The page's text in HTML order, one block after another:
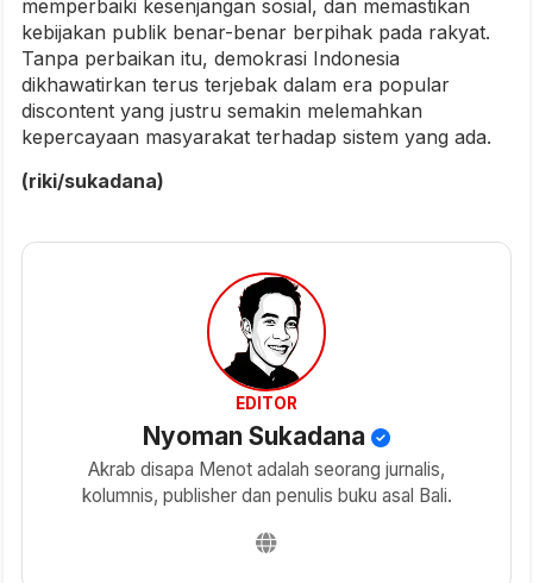
memperbaiki kesenjangan sosial, dan memastikan
kebijakan publik benar-benar berpihak pada rakyat.
Tanpa perbaikan itu, demokrasi Indonesia
dikhawatirkan terus terjebak dalam era popular
discontent yang justru semakin melemahkan
kepercayaan masyarakat terhadap sistem yang ada.
(riki/sukadana)
EDITOR
Nyoman Sukadana
Akrab disapa Menot adalah seorang jurnalis,
kolumnis, publisher dan penulis buku asal Bali.